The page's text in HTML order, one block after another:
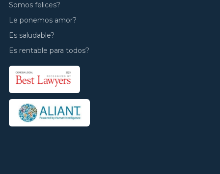
Somos felices?
Le ponemos amor?
Es saludable?
Es rentable para todos?